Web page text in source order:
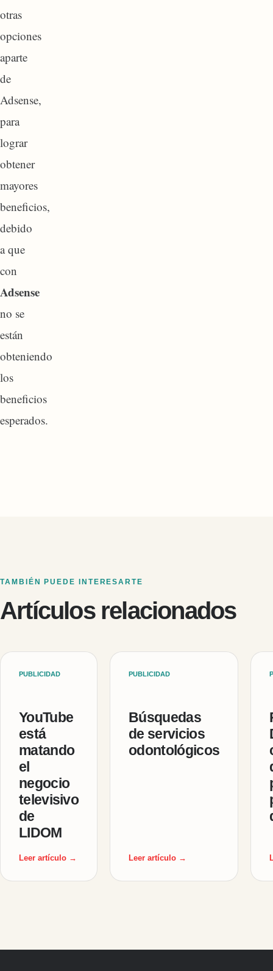
otras
opciones
aparte
de
Adsense,
para
lograr
obtener
mayores
beneficios,
debido
a que
con
Adsense
no se
están
obteniendo
los
beneficios
esperados.
TAMBIÉN PUEDE INTERESARTE
Artículos relacionados
PUBLICIDAD
YouTube
está
matando
el
negocio
televisivo
de
LIDOM
Leer artículo →
PUBLICIDAD
Búsquedas
de servicios
odontológicos
Leer artículo →